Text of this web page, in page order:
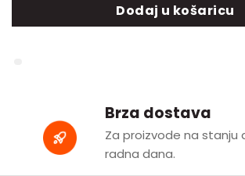
Dodaj u košaricu
Brza dostava
Za proizvode na stanju
radna dana.